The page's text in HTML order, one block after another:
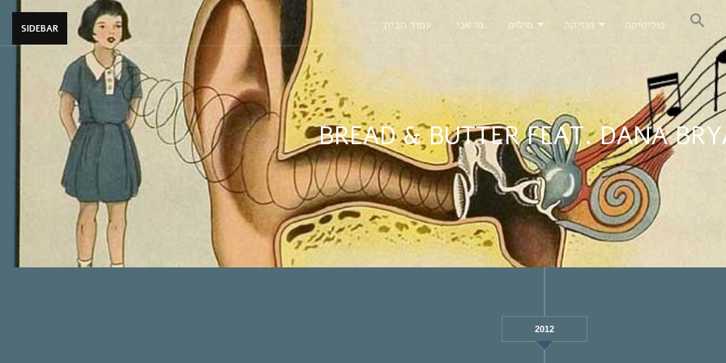
SIDEBAR עמוד הבית מי אני מילים מוזיקה פוליטיקה
BREAD & BUTTER FEAT. DANA
2012